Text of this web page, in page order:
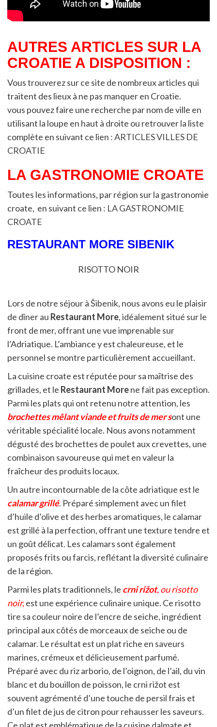
AUTRES ARTICLES SUR LA
CROATIE A DISPOSITION :
Vous trouverez sur ce site de nombreux articles qui
traitent des lieux à ne pas manquer en Croatie.
vous pouvez faire une recherche par nom de ville en
utilisant la loupe en haut à droite ou retrouver la liste
complète en suivant ce lien :ARTICLES VILLES DE
CROATIE
LA GASTRONOMIE CROATE
Toutes les informations, par région sur la gastronomie
croate, en suivant ce lien : LA GASTRONOMIE
CROATE
RESTAURANT MORE SIBENIK
RISOTTO NOIR
Lors de notre séjour à Šibenik, nous avons eu le plaisir
de dîner au Restaurant More, idéalement situé sur le
front de mer, offrant une vue imprenable sur
l’Adriatique. L’ambiance y est chaleureuse, et le
personnel se montre particulièrement accueillant.
La cuisine croate est réputée pour sa maîtrise des
grillades, et le Restaurant Morene fait pas exception.
Parmi les plats qui ont retenu notre attention, les
brochettes mêlant viande et fruits de mer sont une
véritable spécialité locale. Nous avons notamment
dégusté des brochettes de poulet aux crevettes, une
combinaison savoureuse qui met en valeur la
fraîcheur des produits locaux.
Un autre incontournable de la côte adriatique est le
calamar grillé. Préparé simplement avec un filet
d’huile d’olive et des herbes aromatiques, le calamar
est grillé à la perfection, offrant une texture tendre et
un goût délicat. Les calamars sont également
proposés frits ou farcis, reflétant la diversité culinaire
de la région.
Parmi les plats traditionnels, le crni rižot, ou risotto
noir,est une expérience culinaire unique. Ce risotto
tire sa couleur noire de l’encre de seiche, ingrédient
principal aux côtés de morceaux de seiche ou de
calamar. Le résultat est un plat riche en saveurs
marines, crémeux et délicieusement parfumé.
Préparé avec du riz arborio, de l’oignon, de l’ail, du vin
blanc et du bouillon de poisson, le crni rižot est
souvent agrémenté d’une touche de persil frais et
d’un filet de jus de citron pour rehausser les saveurs.